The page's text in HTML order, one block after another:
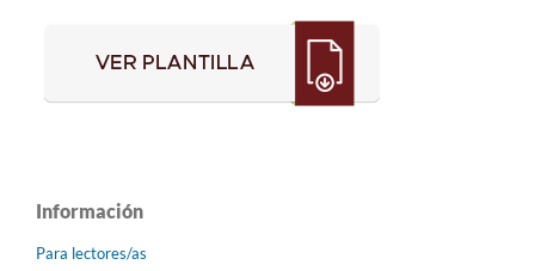
Información
Para lectores/as